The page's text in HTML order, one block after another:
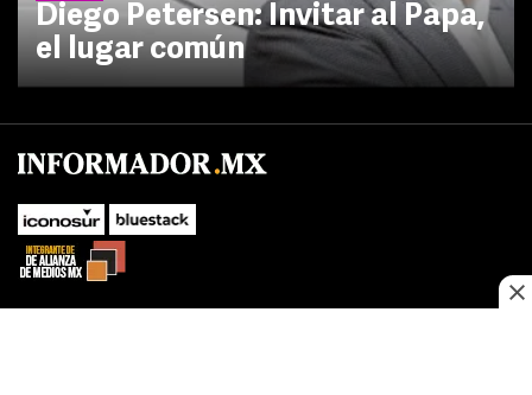
Diego Petersen: Invitar al Papa,
el lugar común